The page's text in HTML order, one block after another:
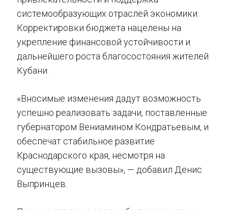
системообразующих отраслей экономики.
Корректировки бюджета нацелены на
укрепление финансовой устойчивости и
дальнейшего роста благосостояния жителей
Кубани.
«Вносимые изменения дадут возможность
успешно реализовать задачи, поставленные
губернатором Вениамином Кондратьевым, и
обеспечат стабильное развитие
Краснодарского края, несмотря на
существующие вызовы», — добавил Денис
Выпринцев.